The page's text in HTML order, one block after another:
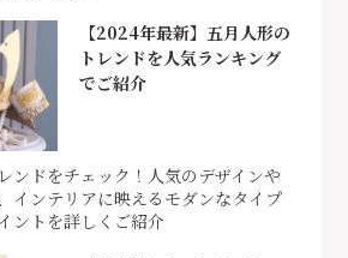
【2024年最新】五月人形の
トレンドを人気ランキング
でご紹介
ンドをチェック！人気のデザインや
インテリアに映えるモダンなタイプ
ントを詳しくご紹介